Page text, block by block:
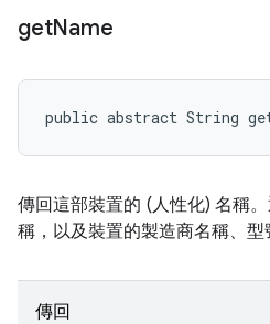
getName
public abstract String
傳回這部裝置的 (人性化) 名稱
稱，以及裝置的製造商名稱、型
傳回